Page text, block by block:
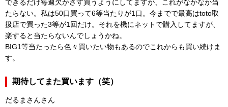
できるだけ毎週欠かさず買うようにしてますが、これがなかなか当
たらない。私は50口買って6等当たりが1口。今までで最高はtoto取
扱店で買った3等が1回だけ。それを機にネットで購入してますが、
楽すると当たらないんでしょうかね。
BIG1等当たったら色々買いたい物もあるのでこれからも買い続けま
す。
期待してまた買います（笑）
だるまさんさん